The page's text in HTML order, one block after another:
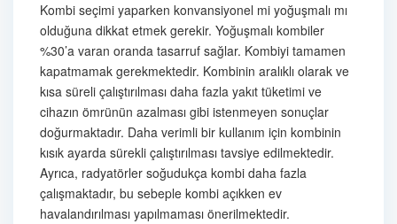
Kombi seçimi yaparken konvansiyonel mi yoğuşmalı mı
olduğuna dikkat etmek gerekir. Yoğuşmalı kombiler
%30’a varan oranda tasarruf sağlar. Kombiyi tamamen
kapatmamak gerekmektedir. Kombinin aralıklı olarak ve
kısa süreli çalıştırılması daha fazla yakıt tüketimi ve
cihazın ömrünün azalması gibi istenmeyen sonuçlar
doğurmaktadır. Daha verimli bir kullanım için kombinin
kısık ayarda sürekli çalıştırılması tavsiye edilmektedir.
Ayrıca, radyatörler soğudukça kombi daha fazla
çalışmaktadır, bu sebeple kombi açıkken ev
havalandırılması yapılmaması önerilmektedir.